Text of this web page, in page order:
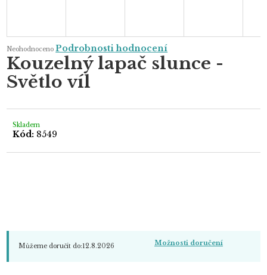
Průměrné
produktu
je
0,0
z
Neohodnoceno Podrobnosti hodnocení
Kouzelný lapač slunce -
Světlo víl
Skladem
Kód: 8549
Můžeme doručit do:12.8.2026 Možnosti doručení